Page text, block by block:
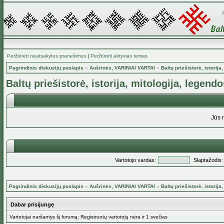
Peržiūrėti neatsakytus pranešimus | Peržiūrėti aktyvias temas
Pagrindinis diskusijų puslapis » Aušrinės, VARINIAI VARTAI » Baltų priešistorė,
Baltų priešistorė, istorija, mitologija,
Jūs
Vartotojo vardas: Slaptažodis:
Pagrindinis diskusijų puslapis » Aušrinės, VARINIAI VARTAI » Baltų priešistorė,
Dabar prisijungę
Vartotojai naršantys šį forumą: Registruotų vartotojų nėra ir 1 svečias